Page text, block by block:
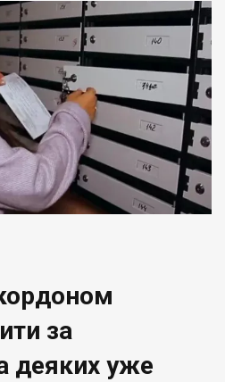
за
деяких уже